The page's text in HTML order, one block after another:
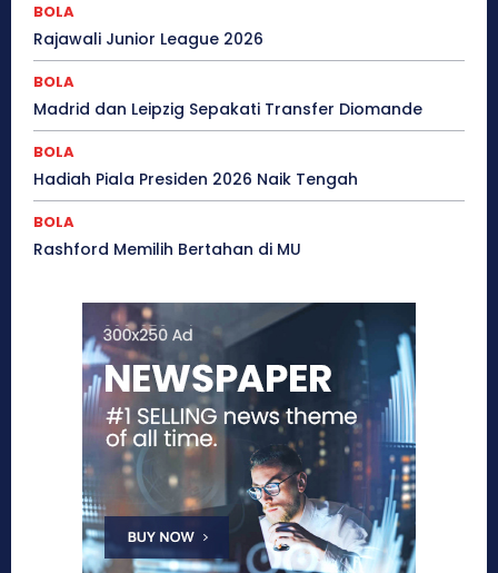
BOLA
Rajawali Junior League 2026
BOLA
Madrid dan Leipzig Sepakati Transfer Diomande
BOLA
Hadiah Piala Presiden 2026 Naik Tengah
BOLA
Rashford Memilih Bertahan di MU